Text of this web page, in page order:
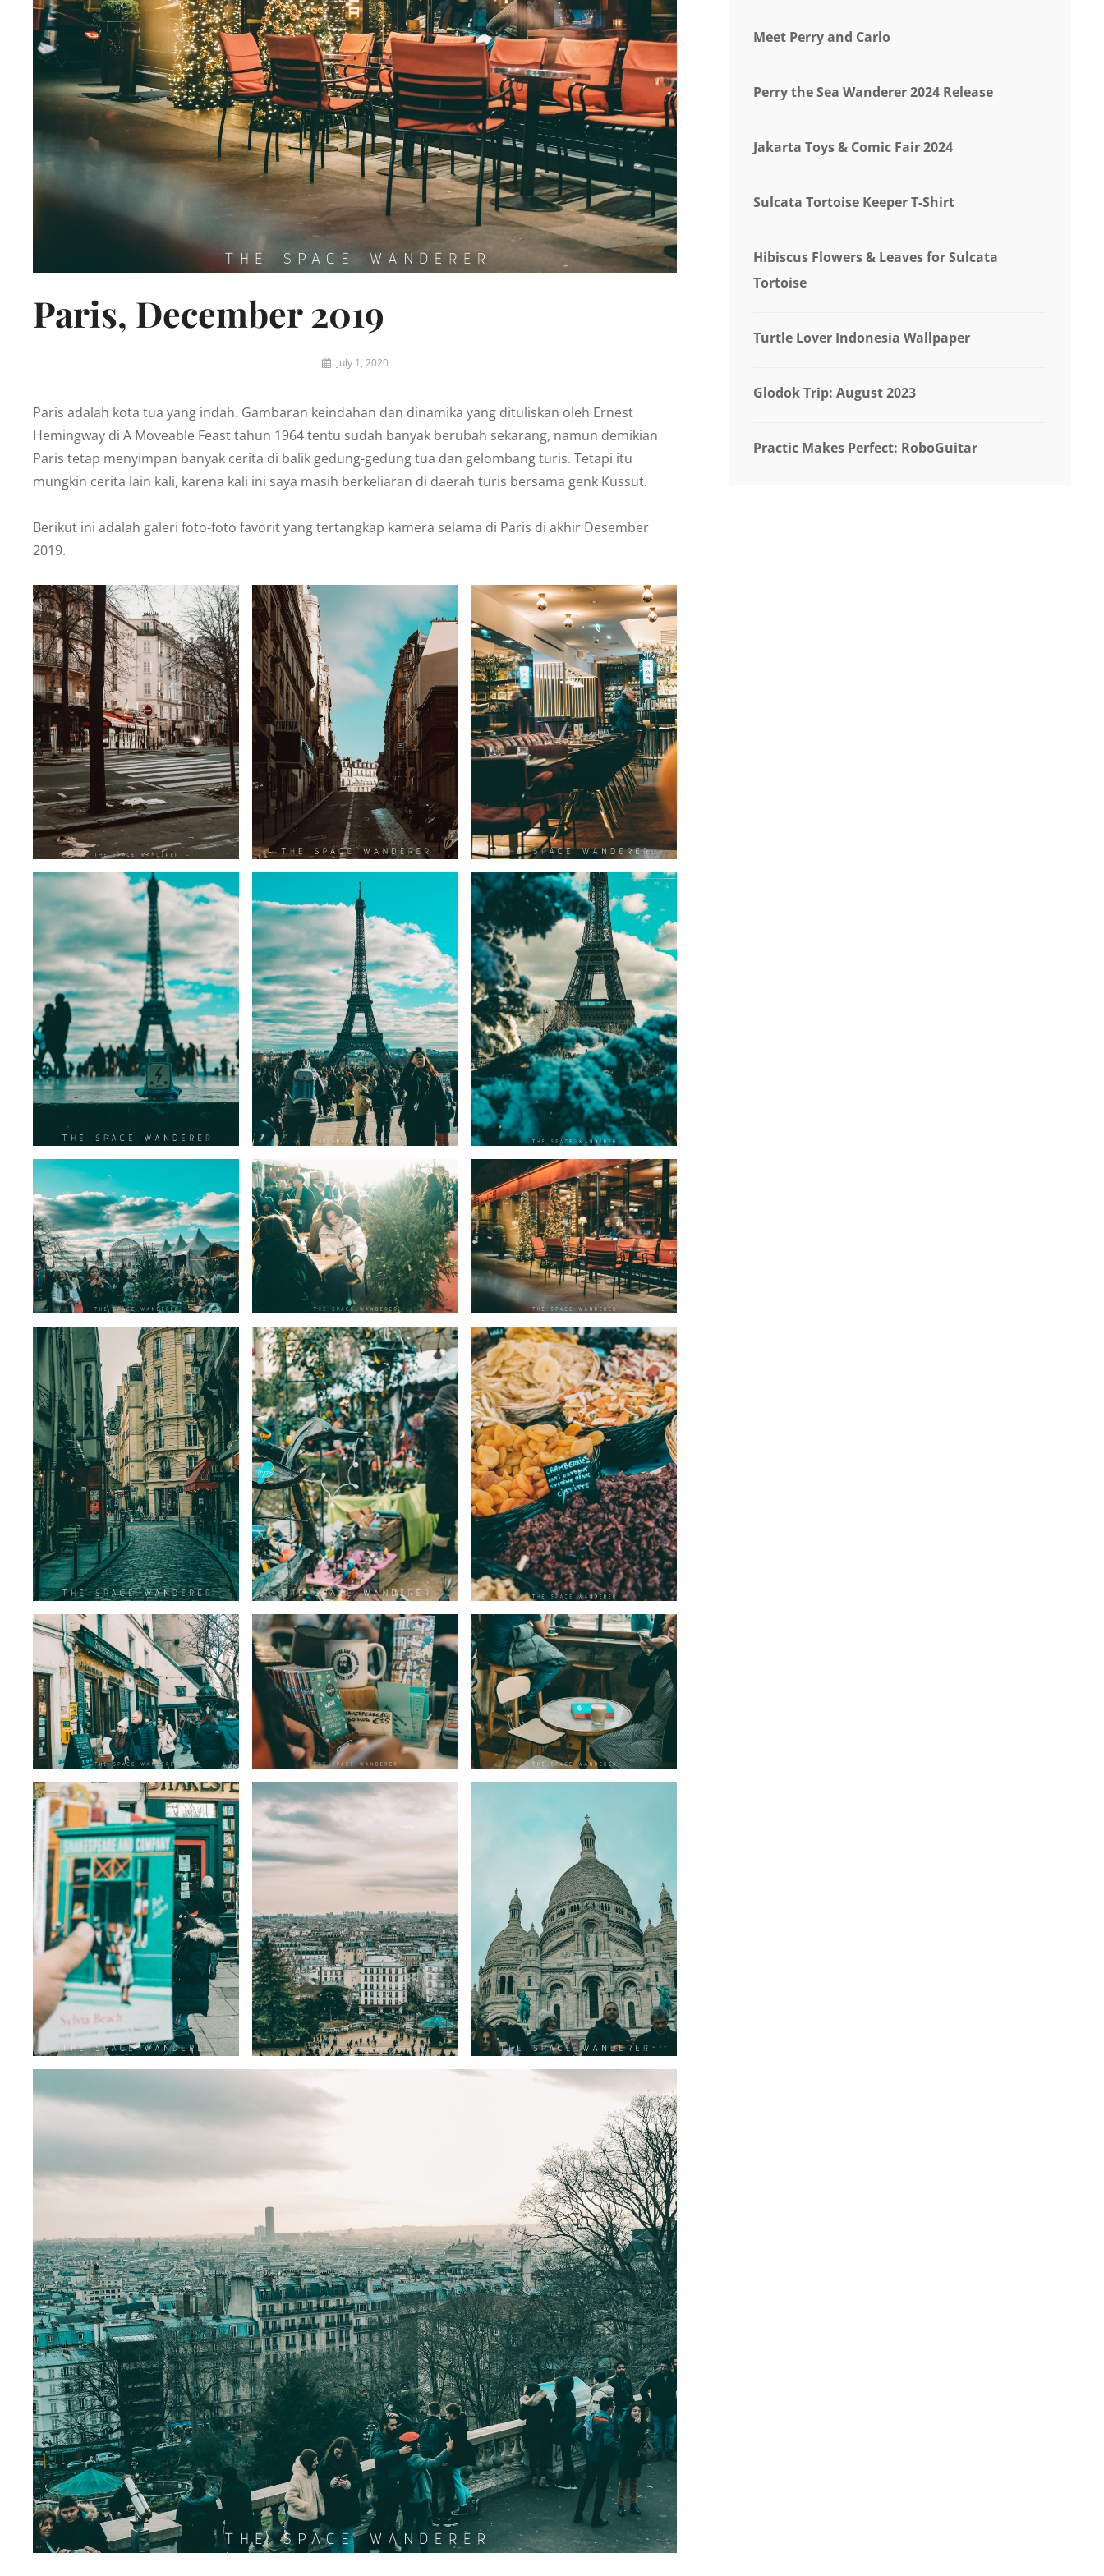
Paris, December 2019
By July 1, 2020
Paris adalah kota tua yang indah. Gambaran keindahan dan dinamika yang dituliskan oleh Ernest
Hemingway di A Moveable Feast tahun 1964 tentu sudah banyak berubah sekarang, namun demikian
Paris tetap menyimpan banyak cerita di balik gedung-gedung tua dan gelombang turis. Tetapi itu
mungkin cerita lain kali, karena kali ini saya masih berkeliaran di daerah turis bersama genk Kussut.
Berikut ini adalah galeri foto-foto favorit yang tertangkap kamera selama di Paris di akhir Desember
2019.
Meet Perry and Carlo
Perry the Sea Wanderer 2024 Release
Jakarta Toys & Comic Fair 2024
Sulcata Tortoise Keeper T-Shirt
Hibiscus Flowers & Leaves for Sulcata
Tortoise
Turtle Lover Indonesia Wallpaper
Glodok Trip: August 2023
Practic Makes Perfect: RoboGuitar